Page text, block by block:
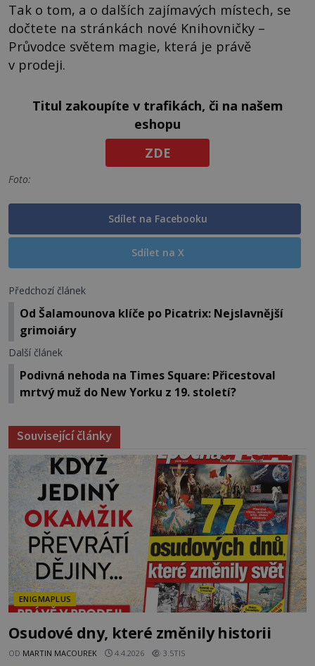
Tak o tom, a o dalších zajímavých místech, se
dočtete na stránkách nové Knihovničky –
Průvodce světem magie, která je právě
v prodeji.
Titul zakoupíte v trafikách, či na našem
eshopu
ZDE
Foto:
Sdílet na Facebooku
Sdílet na X
Předchozí článek
Od Šalamounova klíče po Picatrix: Nejslavnější
grimoiáry
Další článek
Podivná nehoda na Times Square: Přicestoval
mrtvý muž do New Yorku z 19. století?
Související články
ENIGMAPLUS
Osudové dny, které změnily historii
OD MARTIN MACOUREK 4.4.2026 3.5TIS